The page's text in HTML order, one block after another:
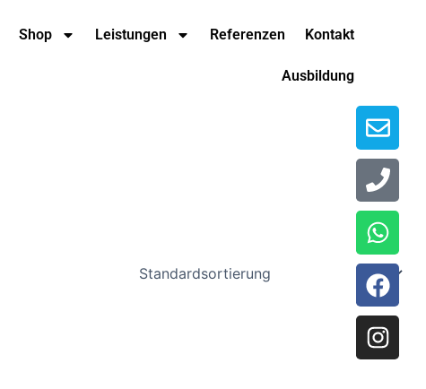
Shop Leistungen Referenzen Kontakt
Ausbildung